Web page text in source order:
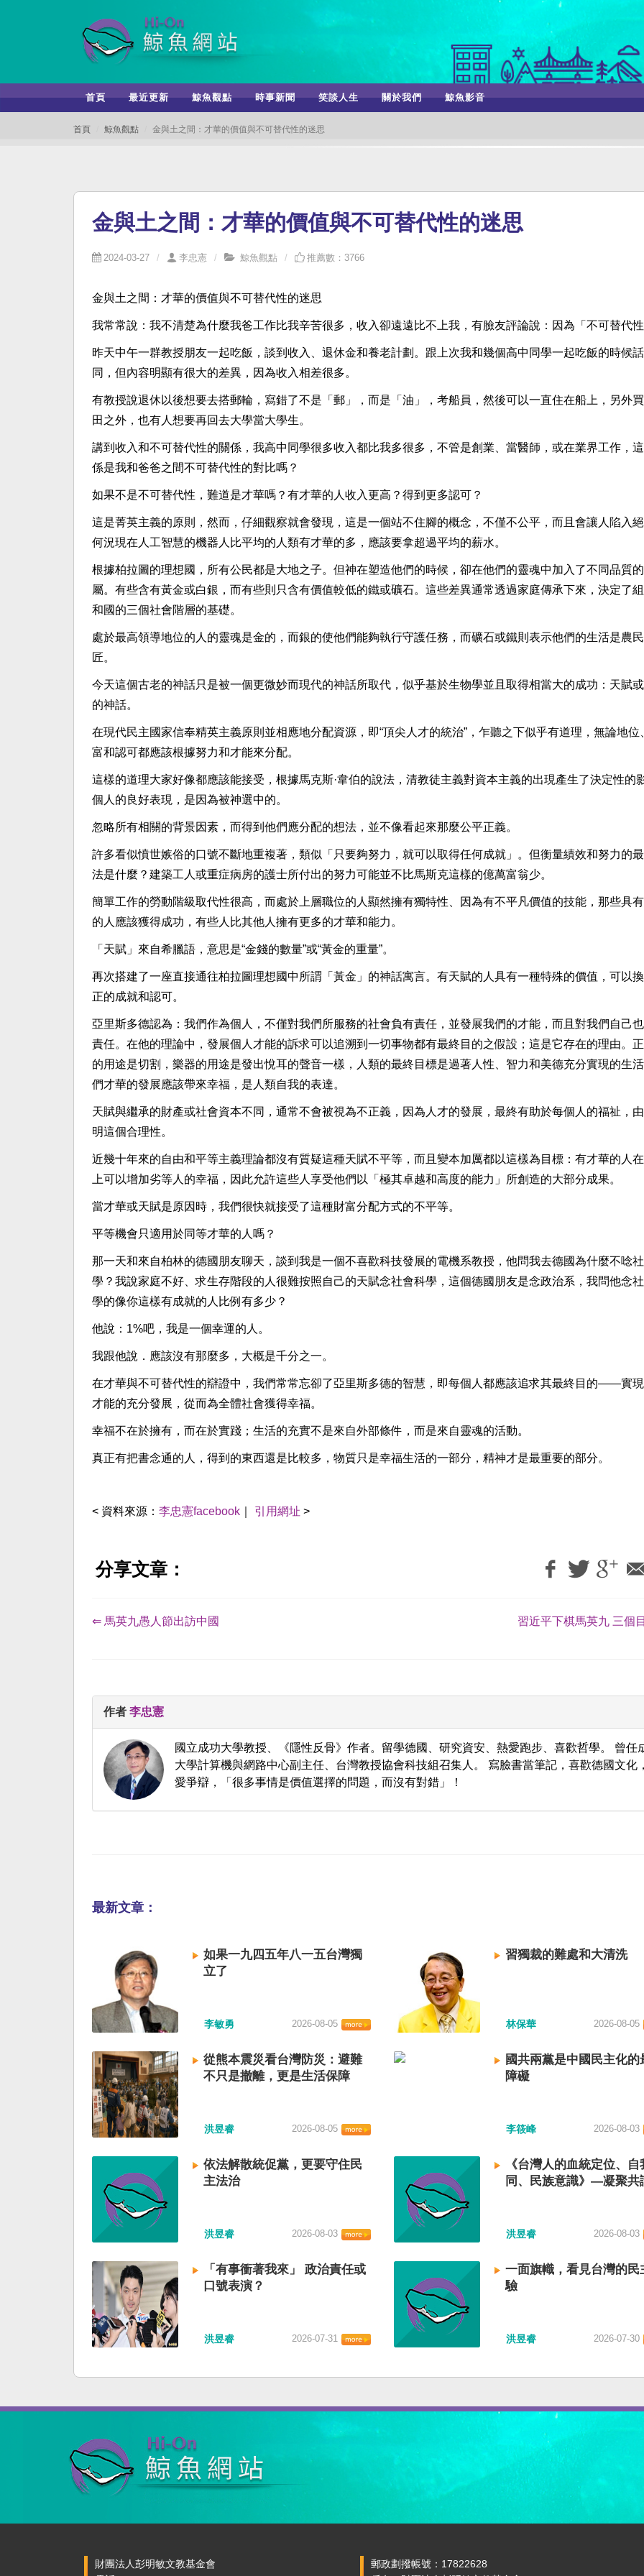
首頁 最近更新 鯨魚觀點 時事新聞 笑談人生 關於我們 鯨魚影音
首頁 鯨魚觀點 金與土之間：才華的價值與不可替代性的迷思
金與土之間：才華的價值與不可替代性的迷思
2024-03-27 李忠憲 鯨魚觀點 推薦數：3766
金與土之間：才華的價值與不可替代性的迷思
我常常說：我不清楚為什麼我爸工作比我辛苦很多，收入卻遠遠比不上我，有臉友評論說：因為「不可替代
昨天中午一群教授朋友一起吃飯，談到收入、退休金和養老計劃。跟上次我和幾個高中同學一起吃飯的時候
同，但內容明顯有很大的差異，因為收入相差很多。
有教授說退休以後想要去搭郵輪，寫錯了不是「郵」，而是「油」，考船員，然後可以一直住在船上，另外
田之外，也有人想要再回去大學當大學生。
講到收入和不可替代性的關係，我高中同學很多收入都比我多很多，不管是創業、當醫師，或在業界工作，
係是我和爸爸之間不可替代性的對比嗎？
如果不是不可替代性，難道是才華嗎？有才華的人收入更高？得到更多認可？
這是菁英主義的原則，然而，仔細觀察就會發現，這是一個站不住腳的概念，不僅不公平，而且會讓人陷入
何況現在人工智慧的機器人比平均的人類有才華的多，應該要拿超過平均的薪水。
根據柏拉圖的理想國，所有公民都是大地之子。但神在塑造他們的時候，卻在他們的靈魂中加入了不同品質
屬。有些含有黃金或白銀，而有些則只含有價值較低的鐵或礦石。這些差異通常透過家庭傳承下來，決定了
和國的三個社會階層的基礎。
處於最高領導地位的人的靈魂是金的，而銀的使他們能夠執行守護任務，而礦石或鐵則表示他們的生活是農
匠。
今天這個古老的神話只是被一個更微妙而現代的神話所取代，似乎基於生物學並且取得相當大的成功：天賦
的神話。
在現代民主國家信奉精英主義原則並相應地分配資源，即“頂尖人才的統治”，乍聽之下似乎有道理，無論地位
富和認可都應該根據努力和才能來分配。
這樣的道理大家好像都應該能接受，根據馬克斯·韋伯的說法，清教徒主義對資本主義的出現產生了決定性的
個人的良好表現，是因為被神選中的。
忽略所有相關的背景因素，而得到他們應分配的想法，並不像看起來那麼公平正義。
許多看似憤世嫉俗的口號不斷地重複著，類似「只要夠努力，就可以取得任何成就」。但衡量績效和努力的
法是什麼？建築工人或重症病房的護士所付出的努力可能並不比馬斯克這樣的億萬富翁少。
簡單工作的勞動階級取代性很高，而處於上層職位的人顯然擁有獨特性、因為有不平凡價值的技能，那些具
的人應該獲得成功，有些人比其他人擁有更多的才華和能力。
「天賦」來自希臘語，意思是“金錢的數量”或“黃金的重量”。
再次搭建了一座直接通往柏拉圖理想國中所謂「黃金」的神話寓言。有天賦的人具有一種特殊的價值，可以
正的成就和認可。
亞里斯多德認為：我們作為個人，不僅對我們所服務的社會負有責任，並發展我們的才能，而且對我們自己
責任。在他的理論中，發展個人才能的訴求可以追溯到一切事物都有最終目的之假設；這是它存在的理由。
的用途是切割，樂器的用途是發出悅耳的聲音一樣，人類的最終目標是過著人性、智力和美德充分實現的生
們才華的發展應該帶來幸福，是人類自我的表達。
天賦與繼承的財產或社會資本不同，通常不會被視為不正義，因為人才的發展，最終有助於每個人的福祉，
明這個合理性。
近幾十年來的自由和平等主義理論都沒有質疑這種天賦不平等，而且變本加厲都以這樣為目標：有才華的人
上可以增加劣等人的幸福，因此允許這些人享受他們以「極其卓越和高度的能力」所創造的大部分成果。
當才華或天賦是原因時，我們很快就接受了這種財富分配方式的不平等。
平等機會只適用於同等才華的人嗎？
那一天和來自柏林的德國朋友聊天，談到我是一個不喜歡科技發展的電機系教授，他問我去德國為什麼不唸
學？我說家庭不好、求生存階段的人很難按照自己的天賦念社會科學，這個德國朋友是念政治系，我問他念
學的像你這樣有成就的人比例有多少？
他說：1%吧，我是一個幸運的人。
我跟他說．應該沒有那麼多，大概是千分之一。
在才華與不可替代性的辯證中，我們常常忘卻了亞里斯多德的智慧，即每個人都應該追求其最終目的——實
才能的充分發展，從而為全體社會獲得幸福。
幸福不在於擁有，而在於實踐；生活的充實不是來自外部條件，而是來自靈魂的活動。
真正有把書念通的人，得到的東西還是比較多，物質只是幸福生活的一部分，精神才是最重要的部分。
< 資料來源： 李忠憲facebook 引用網址 >
分享文章：
⇐ 馬英九愚人節出訪中國 習近平下棋馬英九 三個
作者 李忠憲
國立成功大學教授、《隱性反骨》作者。留學德國、研究資安、熱愛跑步、喜歡哲學。 曾任
大學計算機與網路中心副主任、台灣教授協會科技組召集人。 寫臉書當筆記，喜歡德國文化
愛爭辯，「很多事情是價值選擇的問題，而沒有對錯」！
最新文章：
如果一九四五年八一五台灣獨
立了
李敏勇 2026-08-05
習獨裁的難處和大清洗
林保華 2026-08-05
從熊本震災看台灣防災：避難
不只是撤離，更是生活保障
洪昱睿 2026-08-05
國共兩黨是中國民主化的
障礙
李筱峰 2026-08-03
依法解散統促黨，更要守住民
主法治
洪昱睿 2026-08-03
《台灣人的血統定位、自
同、民族意識》—凝聚共
洪昱睿 2026-08-03
「有事衝著我來」 政治責任或
口號表演？
洪昱睿 2026-07-31
一面旗幟，看見台灣的民
驗
洪昱睿 2026-07-30
財團法人彭明敏文教基金會
郵政劃撥帳號：17822628